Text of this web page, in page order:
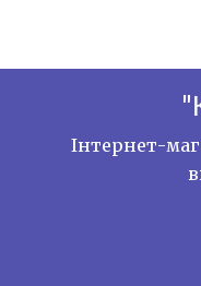
Інтернет-